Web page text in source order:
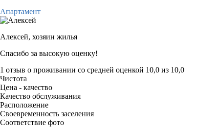
Апартамент
Алексей, хозяин жилья
Спасибо за высокую оценку!
1 отзыв о проживании со средней оценкой 10,0 из 10,0
Чистота
Цена - качество
Качество обслуживания
Расположение
Своевременность заселения
Соответствие фото